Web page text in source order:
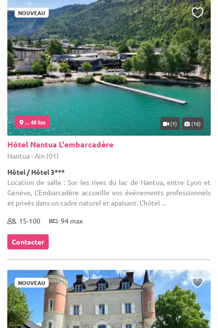
NOUVEAU
... 48 km (1) (16)
Hôtel Nantua L'embarcadère
Nantua - Ain (01)
Hôtel / Hôtel 3***
Location de salle : Sur les rives du lac de Nantua, entre Lyon et
Genève, L’Embarcadère accueille vos événements professionnels
et privés dans un cadre naturel et apaisant. L’hôtel ...
15-100 94 max
Contacter
NOUVEAU